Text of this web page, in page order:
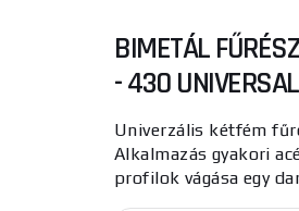
BIMETÁL
- 430 UNIVERSAL
Univerzális kétfém
Alkalmazás gyakori
profilok vágása egy